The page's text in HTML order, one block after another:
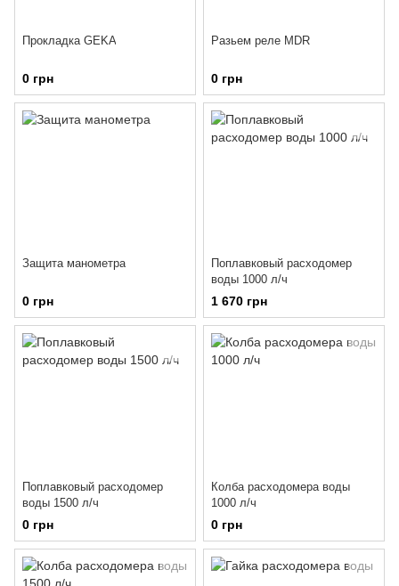
Прокладка GEKA
0 грн
Разьем реле MDR
0 грн
Защита манометра
0 грн
Поплавковый расходомер
воды 1000 л/ч
1 670 грн
Поплавковый расходомер
воды 1500 л/ч
0 грн
Колба расходомера воды
1000 л/ч
0 грн